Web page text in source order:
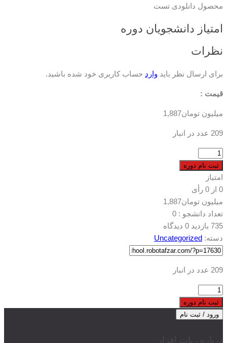
محصول دانلودی تست
امتیاز دانشجویان دوره
نظرات
برای ارسال نظر باید وارد حساب کاربری خود شده باشید.
قیمت :
میلیون تومان1,887
209 عدد در انبار
محصول
دانلودی
تست
179
(کپی)
عدد
ثبت نام دوره
امتیاز
0 از 0 رأی
میلیون تومان1,887
تعداد دانشجو : 0
735 بازدید
دسته: Uncategorized
209 عدد در انبار
محصول
دانلودی
تست
ثبت نام دوره
ورود / ثبت نام